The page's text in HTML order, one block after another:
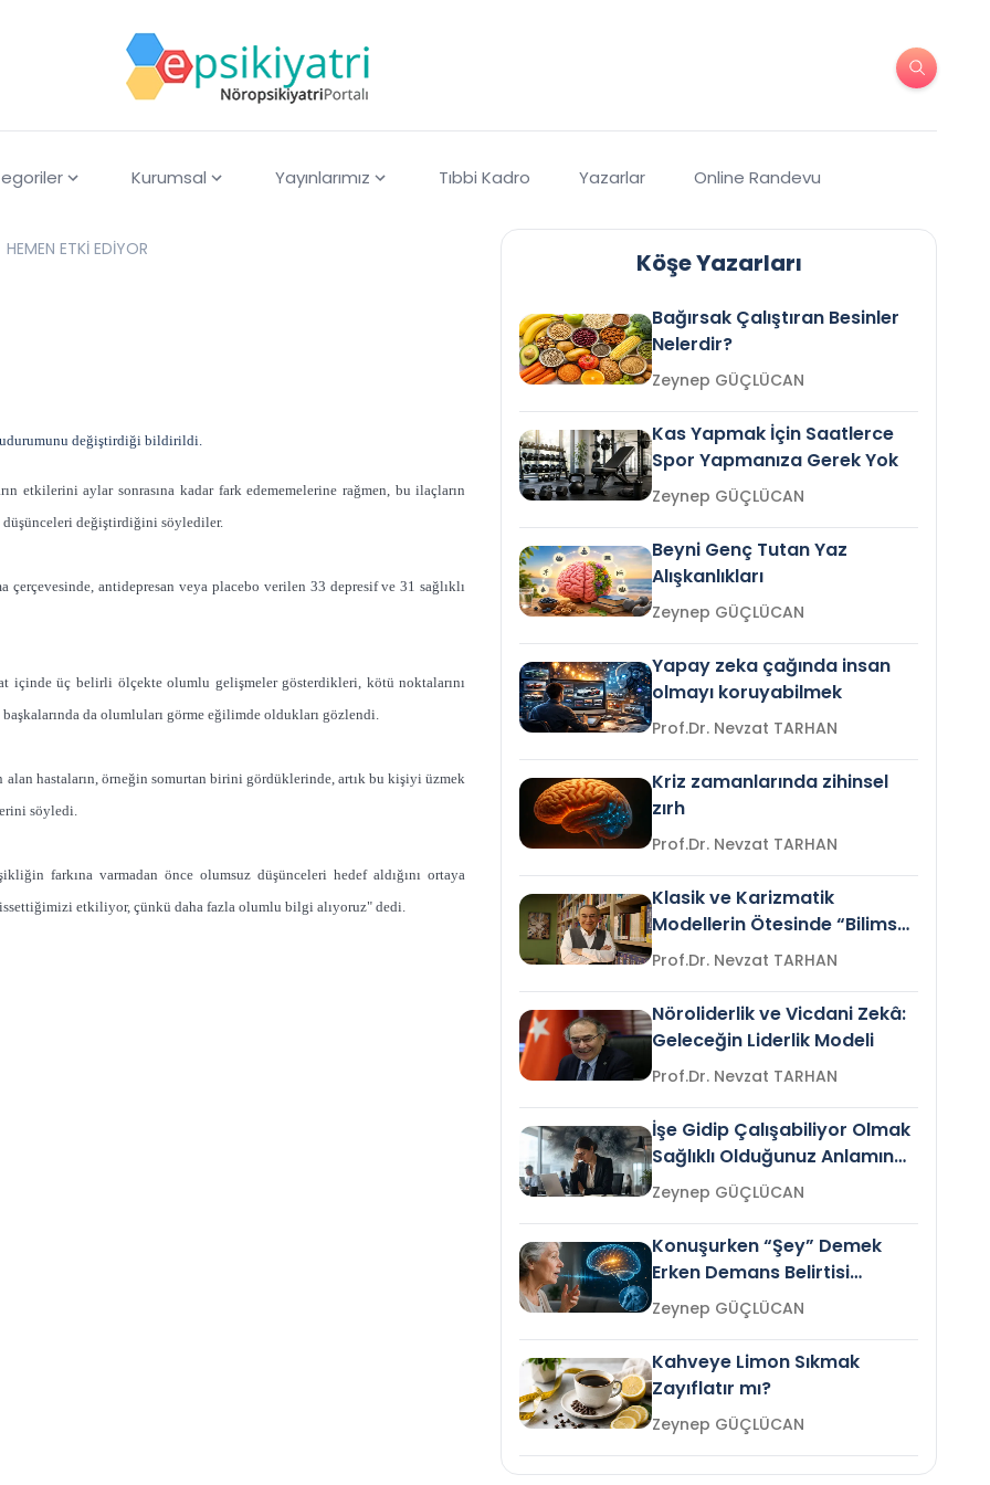
Kurumsal Yayınlarımız Tıbbi Kadro Yazarlar Online Randevu
HEMEN ETKİ EDİYOR
değiştirdiği bildirildi.
etkilerini aylar sonrasına kadar fark edememelerine rağmen, bu ilaçların
düşünceleri değiştirdiğini söylediler.
çerçevesinde, antidepresan veya placebo verilen 33 depresif ve 31 sağlıklı
içinde üç belirli ölçekte olumlu gelişmeler gösterdikleri, kötü noktalarını
da olumluları görme eğilimde oldukları gözlendi.
hastaların, örneğin somurtan birini gördüklerinde, artık bu kişiyi üzmek
söyledi.
farkına varmadan önce olumsuz düşünceleri hedef aldığını ortaya
etkiliyor, çünkü daha fazla olumlu bilgi alıyoruz" dedi.
Köşe Yazarları
Bağırsak Çalıştıran Besinler
Nelerdir?
Zeynep GÜÇLÜCAN
Kas Yapmak İçin Saatlerce
Spor Yapmanıza Gerek Yok
Zeynep GÜÇLÜCAN
Beyni Genç Tutan Yaz
Alışkanlıkları
Zeynep GÜÇLÜCAN
Yapay zeka çağında insan
olmayı koruyabilmek
Prof.Dr. Nevzat TARHAN
Kriz zamanlarında zihinsel
zırh
Prof.Dr. Nevzat TARHAN
Klasik ve Karizmatik
Modellerin Ötesinde “Bilimsel
Liderlik”
Prof.Dr. Nevzat TARHAN
Nöroliderlik ve Vicdani Zekâ:
Geleceğin Liderlik Modeli
Prof.Dr. Nevzat TARHAN
İşe Gidip Çalışabiliyor Olmak
Sağlıklı Olduğunuz Anlamına
Gelir mi?Zeynep GÜÇLÜCAN
Konuşurken “Şey” Demek
Erken Demans Belirtisi
Olabilir mi?Zeynep GÜÇLÜCAN
Kahveye Limon Sıkmak
Zayıflatır mı?
Zeynep GÜÇLÜCAN